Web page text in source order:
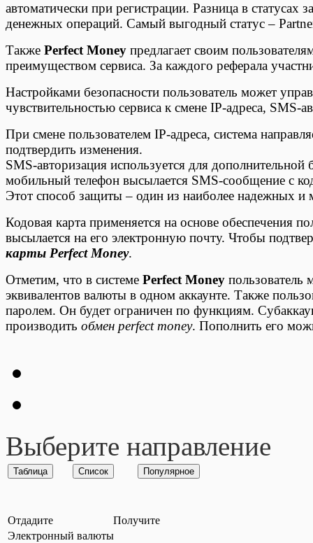
автоматически при регистрации. Разница в
денежных операций. Самый выгодный статус –
Также Perfect Money предлагает своим
преимуществом сервиса. За каждого реферала
Настройками безопасности пользователь может
чувствительностью сервиса к смене IP-адреса, SMS-
При смене пользователем IP-адреса, система
подтвердить изменения.
SMS-авторизация используется для
мобильный телефон высылается SMS-сообщение с
Этот способ защиты – один из наиболее надежных и
Кодовая карта применяется на основе обеспечения
высылается на его электронную почту. Чтобы
карты Perfect Money.
Отметим, что в системе Perfect Money пользователь
эквивалентов валюты в одном аккаунте. Также
паролем. Он будет ограничен по функциям.
производить обмен perfect money. Пополнить его
Выберите направление
Отдадите
Получите
Электронный валюты